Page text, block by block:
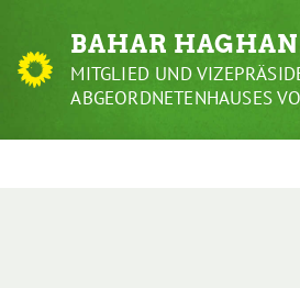
Inhalt
BAHAR
MITGLIED UND
ABGEORDNETENHAUSES